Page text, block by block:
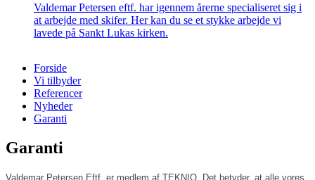
Valdemar Petersen eftf. har igennem årerne specialiseret sig i
at arbejde med skifer. Her kan du se et stykke arbejde vi
lavede på Sankt Lukas kirken.
Forside
Vi tilbyder
Referencer
Nyheder
Garanti
Garanti
Valdemar Petersen Eftf. er medlem af TEKNIQ. Det betyder, at alle vores